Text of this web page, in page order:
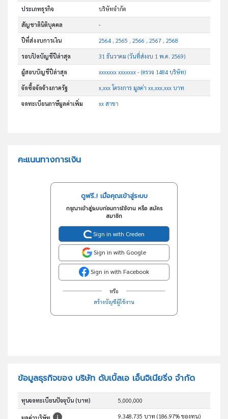
ประเภทธุรกิจ บริษัทจำกัด
สัญชาตินิติบุคคล -
ปีที่ส่งงบการเงิน 2564 , 2565 , 2566 , 2567 , 2568
รอบปิดบัญชีปีล่าสุด 31 ธันวาคม (วันที่ส่งงบ 1 พ.ค. 2569)
ผู้สอบบัญชีปีล่าสุด xxxxxxx xxxxxxx - (ตรวจ 1484 บริษัท)
จัดซื้อจัดจ้างภาครัฐ x,xxx โครงการ มูลค่า xx,xxx,xxx บาท
จดทะเบียนภาษีมูลค่าเพิ่ม xx สาขา
คะแนนทางการเงิน
ดูฟรี..! เมื่อคุณเข้าสู่ระบบ
กรุณาเข้าสู่ระบบก่อนการใช้งาน หรือ สมัคร
สมาชิก
Sign in with Creden
Sign in with Google
Sign in with Facebook
หรือ
สร้างบัญชีผู้ใช้งาน
ข้อมูลธุรกิจของ บริษัท ดับเบิ้ลเอ เอ็นจิเนียริ่ง จำกัด
ทุนจดทะเบียนปัจจุบัน (บาท) 5,000,000
9,348,735 บาท (186.97% ของทุน)